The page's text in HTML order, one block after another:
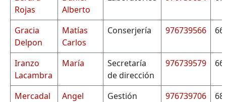
Rojas
Alberto
Gracia
Delpon
Matías
Carlos
Conserjería 976739566
Iranzo
Lacambra
María
Secretaría
de dirección
976739579
Mercadal
Angel
Gestión
976739706